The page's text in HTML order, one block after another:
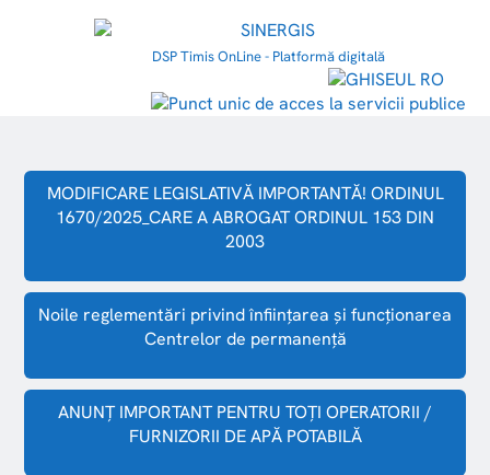
DSP Timis OnLine - Platformă digitală
MODIFICARE LEGISLATIVĂ IMPORTANTĂ! ORDINUL
1670/2025_CARE A ABROGAT ORDINUL 153 DIN
2003
Noile reglementări privind înființarea și funcționarea
Centrelor de permanență
ANUNȚ IMPORTANT PENTRU TOȚI OPERATORII /
FURNIZORII DE APĂ POTABILĂ